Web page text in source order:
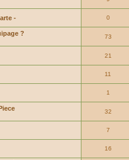
- 0
? 73
21
11
1
32
7
16